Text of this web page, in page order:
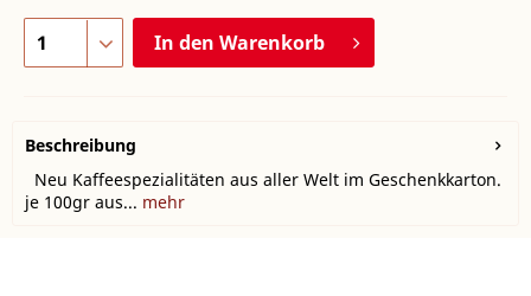
In den Warenkorb
Beschreibung
Neu Kaffeespezialitäten aus aller Welt im Geschenkkarton.
je 100gr aus... mehr